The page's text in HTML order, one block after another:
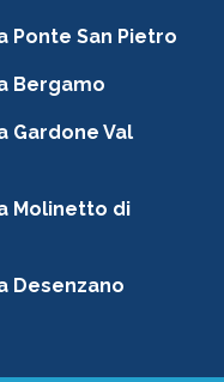
Ponte San Pietro
Bergamo
Gardone Val
Molinetto di
Desenzano